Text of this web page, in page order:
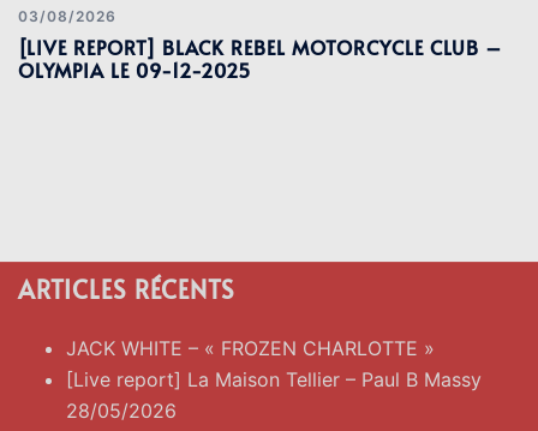
03/08/2026
[LIVE REPORT] BLACK REBEL MOTORCYCLE CLUB –
OLYMPIA LE 09-12-2025
ARTICLES RÉCENTS
JACK WHITE – « FROZEN CHARLOTTE »
[Live report] La Maison Tellier – Paul B Massy
28/05/2026